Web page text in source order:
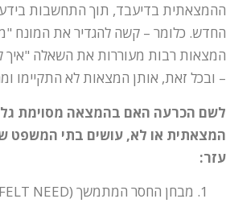
ההמצאתית בדיעבד, תוך התחשבות
החדש. כלומר – קשה להגדיר את המונח
המצאות רבות מעוררות את השאלה "איך
– ובכל זאת, אותן המצאות לא התקיימו
לשם הכרעה האם בהמצאה מסוימת
המצאתית או לא, עושים בתי המשפט
עזר: